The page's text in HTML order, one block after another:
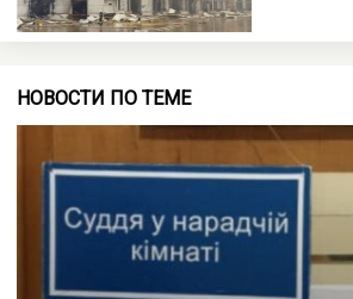
НОВОСТИ ПО ТЕМЕ